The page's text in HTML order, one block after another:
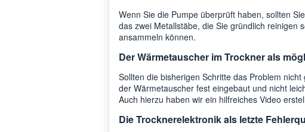
Wenn Sie die Pumpe überprüft haben, sollten
das zwei Metallstäbe, die Sie gründlich reinigen
ansammeln können.
Der Wärmetauscher im Trockner als
Sollten die bisherigen Schritte das Problem
der Wärmetauscher fest eingebaut und nicht
Auch hierzu haben wir ein hilfreiches Video
Die Trocknerelektronik als letzte